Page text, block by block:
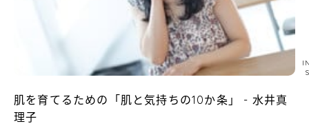
肌を育てるための「肌と気持ちの10か条」 - 水井真
理子